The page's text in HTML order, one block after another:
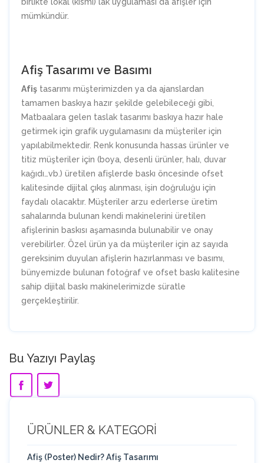
birlikte lokal (kısmi) lak uygulaması da afişler için
mümkündür.
Afiş Tasarımı ve Basımı
Afiş tasarımı müşterimizden ya da ajanslardan
tamamen baskıya hazır şekilde gelebileceği gibi,
Matbaalara gelen taslak tasarımı baskıya hazır hale
getirmek için grafik uygulamasını da müşteriler için
yapılabilmektedir. Renk konusunda hassas ürünler ve
titiz müşteriler için (boya, desenli ürünler, halı, duvar
kağıdı…vb.) üretilen afişlerde baskı öncesinde ofset
kalitesinde dijital çıkış alınması, işin doğruluğu için
faydalı olacaktır. Müşteriler arzu ederlerse üretim
sahalarında bulunan kendi makinelerini üretilen
afişlerinin baskısı aşamasında bulunabilir ve onay
verebilirler. Özel ürün ya da müşteriler için az sayıda
gereksinim duyulan afişlerin hazırlanması ve basımı,
bünyemizde bulunan fotoğraf ve ofset baskı kalitesine
sahip dijital baskı makinelerimizde süratle
gerçekleştirilir.
Bu Yazıyı Paylaş
ÜRÜNLER & KATEGORİ
Afiş (Poster) Nedir? Afiş Tasarımı